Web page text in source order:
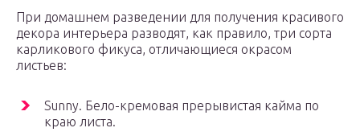
При домашнем разведении для получения красивого
декора интерьера разводят, как правило, три сорта
карликового фикуса, отличающиеся окрасом
листьев:
Sunny. Бело-кремовая прерывистая кайма по
краю листа.